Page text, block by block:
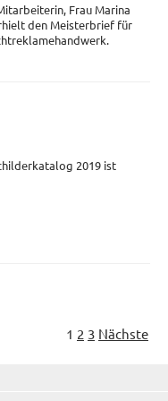
Frau Marina
den Meisterbrief für
2019 ist
1 2 3 Nächste